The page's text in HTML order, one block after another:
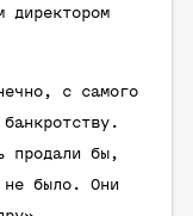
директором
с самого
продали бы,
не было. Они